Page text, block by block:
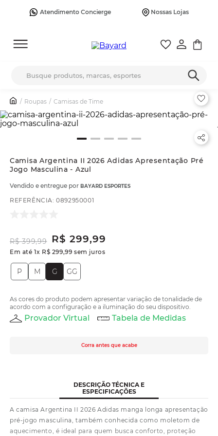
Atendimento Concierge Nossas Lojas
Roupas Camisas de Time
Camisa Argentina II 2026 Adidas Apresentação Pré
Jogo Masculina - Azul
Vendido e entregue por BAYARD ESPORTES
REFERÊNCIA:0892950001
R$ 399,99 R$ 299,99
Em até1x R$ 299,99 sem juros
G GG
M
P
As cores do produto podem apresentar variação de tonalidade de
acordo com a configuração e a iluminação do seu dispositivo.
Provador Virtual Tabela de Medidas
Corra antes que acabe
DESCRIÇÃO TÉCNICA E
ESPECIFICAÇÕES
A camisa Argentina II 2026 Adidas manga longa apresentação
pré-jogo masculina, também conhecida como moletom de
aquecimento, é ideal para quem busca conforto, proteção